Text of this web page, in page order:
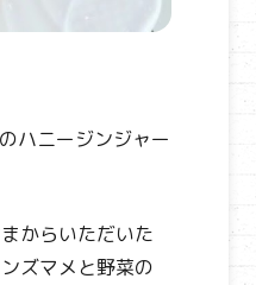
ハニージンジャー
からいただいた
ズマメと野菜の